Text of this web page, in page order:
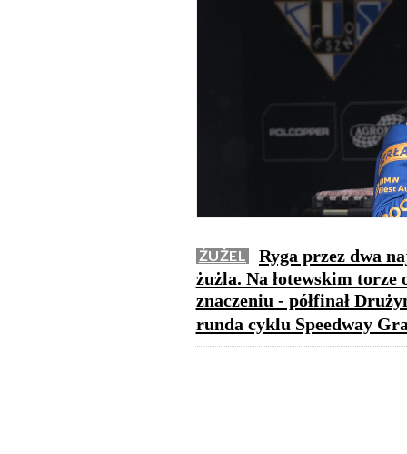
ŻUŻEL
Ryga przez dwa
żużla. Na łotewskim
znaczeniu - półfinał
runda cyklu Speedway